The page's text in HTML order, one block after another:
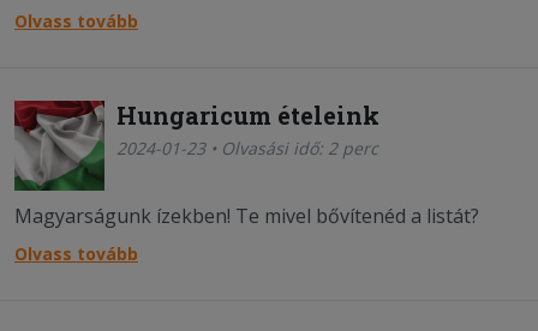
Olvass tovább
Hungaricum ételeink
2024-01-23 • Olvasási idő: 2 perc
Magyarságunk ízekben! Te mivel bővítenéd a listát?
Olvass tovább